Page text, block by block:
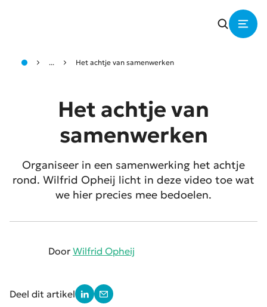
... Het achtje van samenwerken
Het achtje van
samenwerken
Organiseer in een samenwerking het achtje
rond. Wilfrid Opheij licht in deze video toe wat
we hier precies mee bedoelen.
Door Wilfrid Opheij
Deel dit artikel